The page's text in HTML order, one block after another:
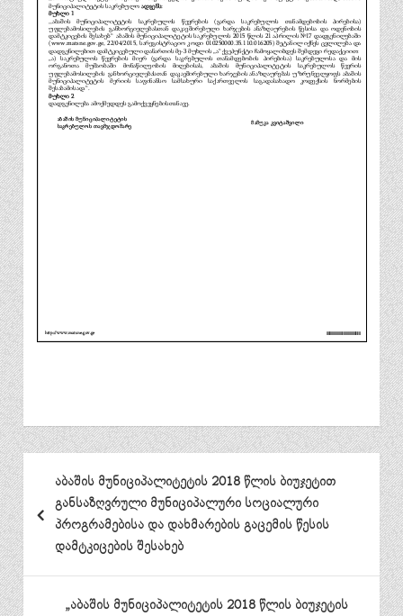
პოსტის
ნავიგაცია
აბაშის მუნიციპალიტეტის 2018 წლის ბიუჯეტით
განსაზღვრული მუნიციპალური სოციალური
პროგრამებისა და დახმარების გაცემის წესის
დამტკიცების შესახებ
„აბაშის მუნიციპალიტეტის 2018 წლის ბიუჯეტის